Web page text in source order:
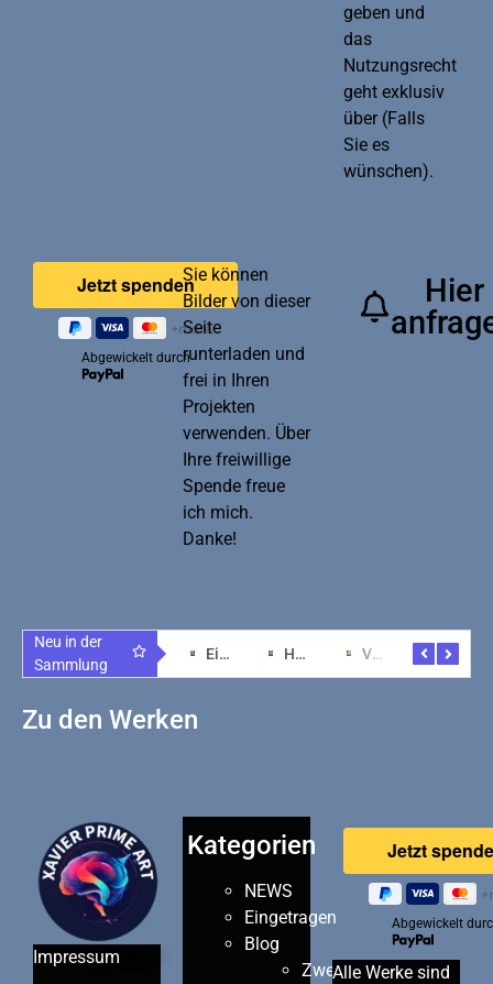
geben und
das
Nutzungsrecht
geht exklusiv
über (Falls
Sie es
wünschen).
Abgewickelt durch
Sie können
Bilder von dieser
Seite
runterladen und
frei in Ihren
Projekten
verwenden. Über
Ihre freiwillige
Spende freue
ich mich.
Danke!
Hier
Neu in der
Sammlung
Schwebende Lichtwesen: Magie aus KI-Kunst Faszinierende Kunst: Tradition trifft Innovation Ein Hauch von Zen: Kunstwerk der Gelassenheit Harmonie von Herz und Technologie im Raum Verzauberung durch KI: Kunst im Einklang erleben Kunstvoll meditatives Erlebnis für Ihr Heim
Zu den Werken
Impressum
Kategorien
NEWS
Eingetragen
Blog
Zweisamkeit
Abgewickelt
Alle Werke sind